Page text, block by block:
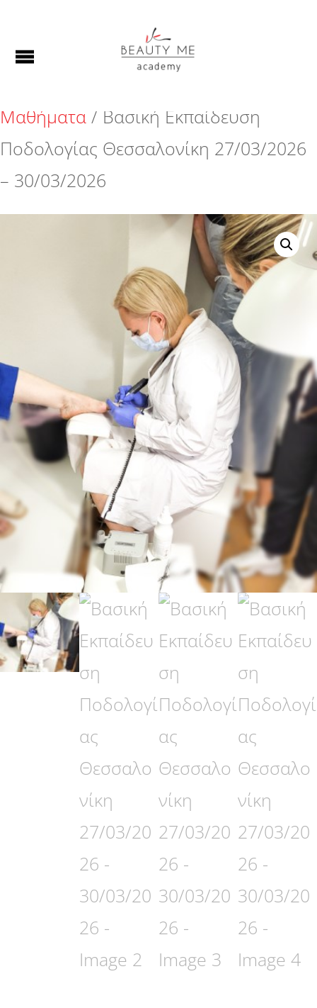
Μαθήματα / Βασική Εκπαίδευση
Ποδολογίας Θεσσαλονίκη 27/03/2026
– 30/03/2026